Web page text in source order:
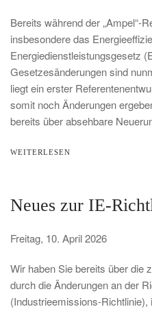
Bereits während der „Ampel“-
insbesondere das
Energiedienstleistungsgesetz
Gesetzesänderungen sind
liegt ein erster
somit noch Änderungen
bereits über absehbare
WEITERLESEN
Neues zur IE-
Freitag, 10. April 2026
Wir haben Sie bereits über die
durch die Änderungen an der
(Industrieemissions-